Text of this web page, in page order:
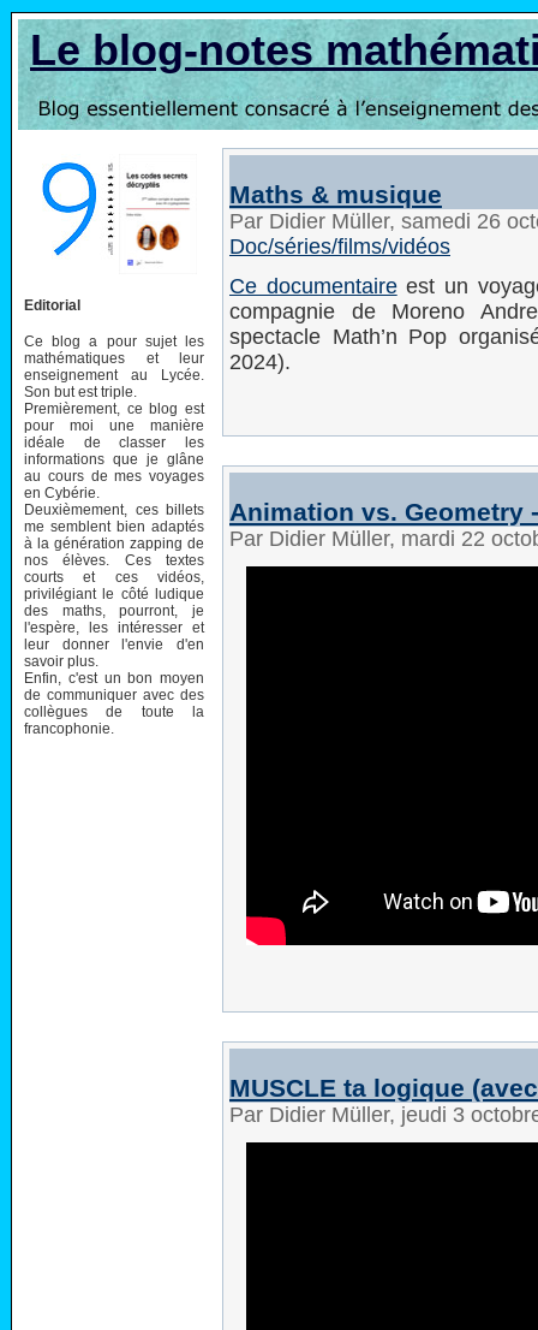
Le blog-notes
Editorial
Ce blog a pour sujet les
mathématiques et leur
enseignement au Lycée.
Son but est triple.
Premièrement, ce blog est
pour moi une manière
idéale de classer les
informations que je glâne
au cours de mes voyages
en Cybérie.
Deuxièmement, ces billets
me semblent bien adaptés
à la génération zapping de
nos élèves. Ces textes
courts et ces vidéos,
privilégiant le côté ludique
des maths, pourront, je
l'espère, les intéresser et
leur donner l'envie d'en
savoir plus.
Enfin, c'est un bon moyen
de communiquer avec des
collègues de toute la
francophonie.
Maths & musique
Par Didier Müller, samedi 26
Doc/séries/films/vidéos
Ce documentaireest un
compagnie de Moreno
spectacle Math’n Pop
2024).
Animation vs. Geometry
Par Didier Müller, mardi 22
MUSCLE ta logique
Par Didier Müller, jeudi 3